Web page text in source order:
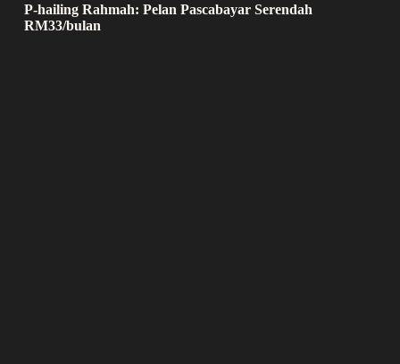
P-hailing Rahmah: Pelan Pascabayar Serendah
RM33/bulan